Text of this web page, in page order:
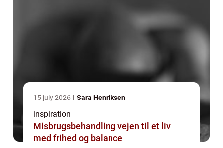
15 july 2026 Sara Henriksen
inspiration
Misbrugsbehandling vejen til et liv
med frihed og balance